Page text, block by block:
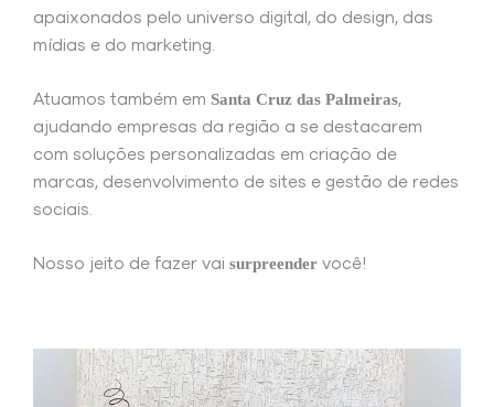
apaixonados pelo universo digital, do design, das
mídias e do marketing.
Atuamos também em Santa Cruz das Palmeiras,
ajudando empresas da região a se destacarem
com soluções personalizadas em criação de
marcas, desenvolvimento de sites e gestão de redes
sociais.
Nosso jeito de fazer vai surpreender você!